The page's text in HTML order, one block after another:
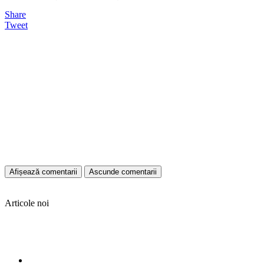
Share
Tweet
Afișează comentarii Ascunde comentarii
Articole noi